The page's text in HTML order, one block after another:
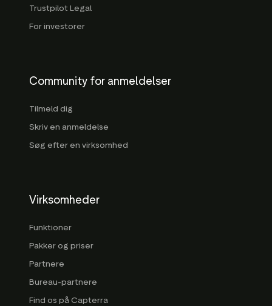
Trustpilot Legal
For investorer
Community for anmeldelser
Tilmeld dig
Skriv en anmeldelse
Søg efter en virksomhed
Virksomheder
Funktioner
Pakker og priser
Partnere
Bureau-partnere
Find os på Capterra